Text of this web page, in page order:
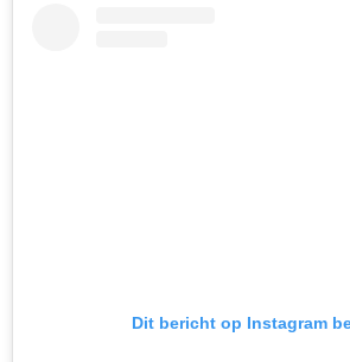
Dit bericht op Instagram